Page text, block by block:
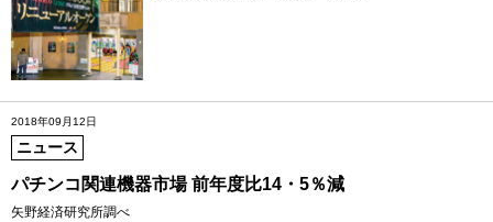
2018年09月12日
ニュース
パチンコ関連機器市場 前年度比14・5％減
矢野経済研究所調べ